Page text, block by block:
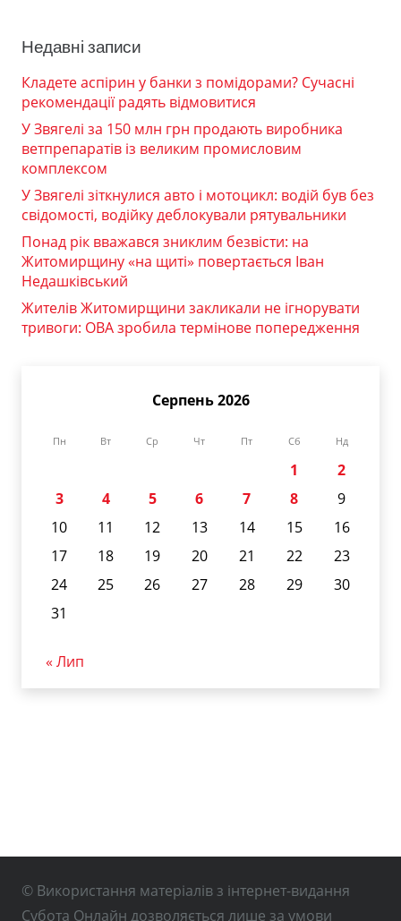
Недавні записи
Кладете аспірин у банки з помідорами? Сучасні
рекомендації радять відмовитися
У Звягелі за 150 млн грн продають виробника
ветпрепаратів із великим промисловим
комплексом
У Звягелі зіткнулися авто і мотоцикл: водій був без
свідомості, водійку деблокували рятувальники
Понад рік вважався зниклим безвісти: на
Житомирщину «на щиті» повертається Іван
Недашківський
Жителів Житомирщини закликали не ігнорувати
тривоги: ОВА зробила термінове попередження
Серпень 2026
Пн Вт Ср Чт Пт Сб Нд
1
2
3
4 5 6 7 8
9
10
11 12 13 14 15
16
17
18 19 20 21 22
23
24
25 26 27 28 29
30
31
« Лип
© Використання матеріалів з інтернет-видання
Субота Онлайн дозволяється лише за умови